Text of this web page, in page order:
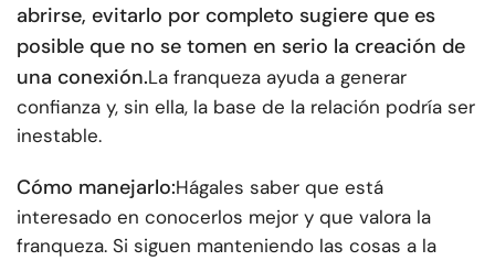
abrirse, evitarlo por completo sugiere que es
posible que no se tomen en serio la creación de
una conexión.La franqueza ayuda a generar
confianza y, sin ella, la base de la relación podría ser
inestable.
Cómo manejarlo:Hágales saber que está
interesado en conocerlos mejor y que valora la
franqueza. Si siguen manteniendo las cosas a la